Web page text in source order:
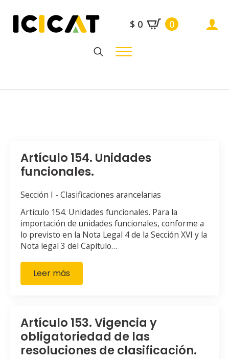
$ 0 0
Artículo 154. Unidades
funcionales.
Sección I - Clasificaciones arancelarias
Artículo 154. Unidades funcionales. Para la
importación de unidades funcionales, conforme a
lo previsto en la Nota Legal 4 de la Sección XVI y la
Nota legal 3 del Capítulo…
Leer más
Artículo 153. Vigencia y
obligatoriedad de las
resoluciones de clasificación.